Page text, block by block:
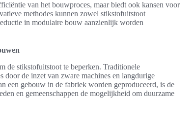
van het bouwproces, maar biedt ook kansen voor
methodes kunnen zowel stikstofuitstoot
in modulaire bouw aanzienlijk worden
de stikstofuitstoot te beperken. Traditionele
door de inzet van zware machines en langdurige
een gebouw in de fabriek worden geproduceerd, is de
en gemeenschappen de mogelijkheid om duurzame